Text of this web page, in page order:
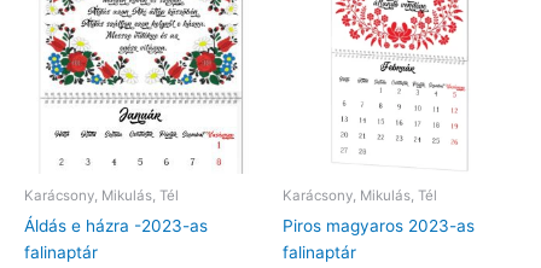
Karácsony, Mikulás, Tél
Áldás e házra -2023-as
falinaptár
Karácsony, Mikulás, Tél
Piros magyaros 2023-as
falinaptár